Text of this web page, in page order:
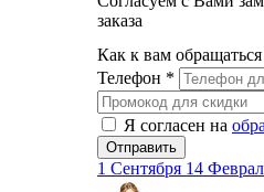
заказа
Как к вам обращаться
Телефон *
Я согласен на
1 Сентября 14